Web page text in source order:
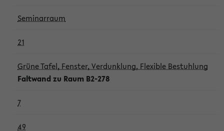
Seminarraum
21
Grüne Tafel, Fenster, Verdunklung, Flexible Bestuhlung
Faltwand zu Raum B2-278
7
49